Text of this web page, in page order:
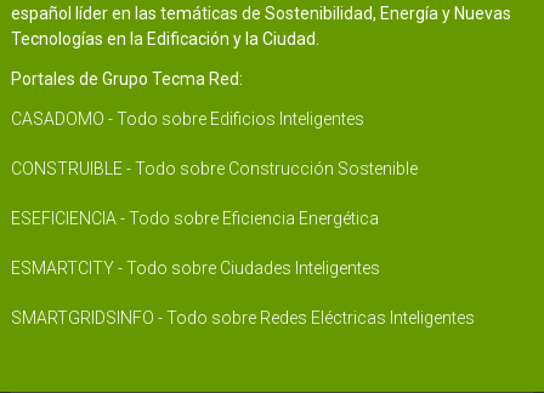
español líder en las temáticas de Sostenibilidad, Energía y Nuevas
Tecnologías en la Edificación y la Ciudad.
Portales de Grupo Tecma Red:
CASADOMO - Todo sobre Edificios Inteligentes
CONSTRUIBLE - Todo sobre Construcción Sostenible
ESEFICIENCIA - Todo sobre Eficiencia Energética
ESMARTCITY - Todo sobre Ciudades Inteligentes
SMARTGRIDSINFO - Todo sobre Redes Eléctricas Inteligentes